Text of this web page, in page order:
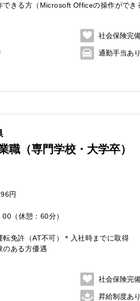
できる方（Microsoft Officeの操作ができ
社会保険完
通勤手当あ
職（専門学校・大学卒）
円
（休憩：60分）
転免許（AT不可）＊入社時までに取得
のある方優遇
社会保険完
昇給制度あ